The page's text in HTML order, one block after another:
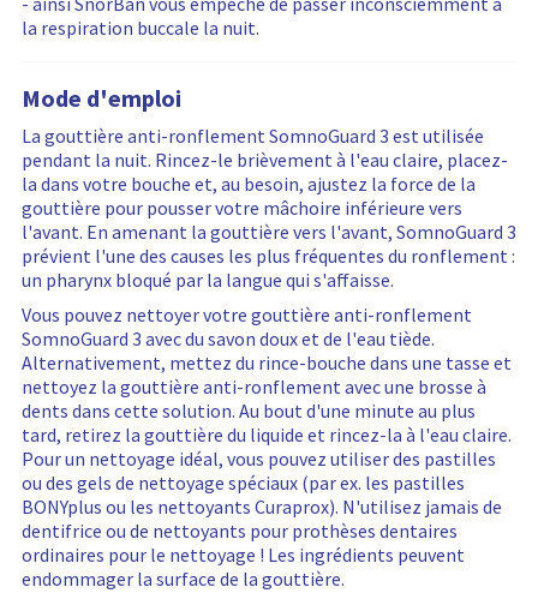
la respiration buccale la nuit.
Mode d'emploi
La gouttière anti-ronflement SomnoGuard 3 est utilisée
pendant la nuit. Rincez-le brièvement à l'eau claire, placez-
la dans votre bouche et, au besoin, ajustez la force de la
gouttière pour pousser votre mâchoire inférieure vers
l'avant. En amenant la gouttière vers l'avant, SomnoGuard 3
prévient l'une des causes les plus fréquentes du ronflement :
un pharynx bloqué par la langue qui s'affaisse.
Vous pouvez nettoyer votre gouttière anti-ronflement
SomnoGuard 3 avec du savon doux et de l'eau tiède.
Alternativement, mettez du rince-bouche dans une tasse et
nettoyez la gouttière anti-ronflement avec une brosse à
dents dans cette solution. Au bout d'une minute au plus
tard, retirez la gouttière du liquide et rincez-la à l'eau claire.
Pour un nettoyage idéal, vous pouvez utiliser des pastilles
ou des gels de nettoyage spéciaux (par ex. les pastilles
BONYplus ou les nettoyants Curaprox). N'utilisez jamais de
dentifrice ou de nettoyants pour prothèses dentaires
ordinaires pour le nettoyage ! Les ingrédients peuvent
endommager la surface de la gouttière.